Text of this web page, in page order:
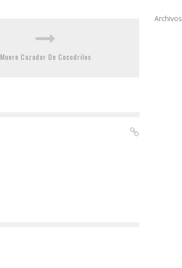
Muere Cazador De Cocodrilos
Archivos